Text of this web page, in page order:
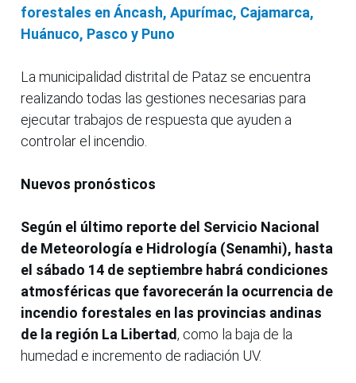
forestales en Áncash, Apurímac, Cajamarca,
Huánuco, Pasco y Puno
La municipalidad distrital de Pataz se encuentra
realizando todas las gestiones necesarias para
ejecutar trabajos de respuesta que ayuden a
controlar el incendio.
Nuevos pronósticos
Según el último reporte del Servicio Nacional
de Meteorología e Hidrología (Senamhi), hasta
el sábado 14 de septiembre habrá condiciones
atmosféricas que favorecerán la ocurrencia de
incendio forestales en las provincias andinas
de la región La Libertad, como la baja de la
humedad e incremento de radiación UV.